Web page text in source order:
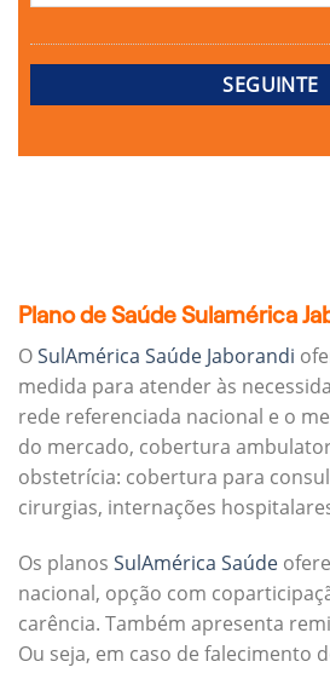
Plano de Saúde Sulamérica
OSulAmérica Saúde Jaborandi
medida para atender às
rede referenciada nacional e o
do mercado, cobertura
obstetrícia: cobertura para
cirurgias, internações
Os planos SulAmérica Saúde
nacional, opção com
carência. Também apresenta
Ou seja, em caso de falecimento